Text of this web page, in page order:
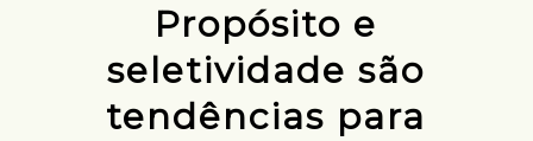
Propósito e
seletividade são
tendências para